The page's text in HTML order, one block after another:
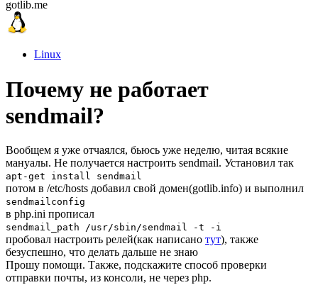
gotlib.me
Linux
Почему не работает
sendmail?
Вообщем я уже отчаялся, бьюсь уже неделю, читая всякие
мануалы. Не получается настроить sendmail. Установил так
apt-get install sendmail
потом в /etc/hosts добавил свой домен(gotlib.info) и выполнил
sendmailconfig
в php.ini прописал
sendmail_path /usr/sbin/sendmail -t -i
пробовал настроить релей(как написано тут), также
безуспешно, что делать дальше не знаю
Прошу помощи. Также, подскажите способ проверки
отправки почты, из консоли, не через php.